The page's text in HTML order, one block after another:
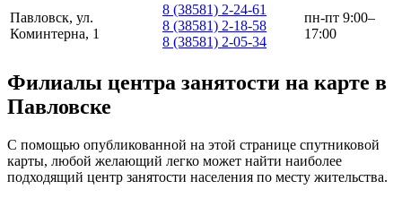
Павловск, ул.
Коминтерна, 1
8 (38581) 2-24-61
8 (38581) 2-18-58
8 (38581) 2-05-34
пн-пт 9:00–
17:00
Филиалы центра занятости на карте в
Павловске
С помощью опубликованной на этой странице спутниковой
карты, любой желающий легко может найти наиболее
подходящий центр занятости населения по месту жительства.